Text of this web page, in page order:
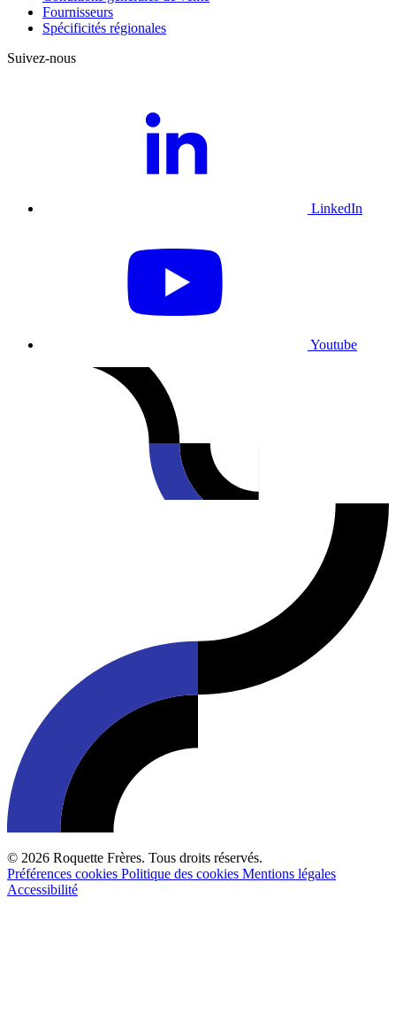
Fournisseurs
Spécificités régionales
Suivez-nous
LinkedIn
Youtube
© 2026 Roquette Frères. Tous droits réservés.
Préférences cookies Politique des cookies Mentions légales
Accessibilité